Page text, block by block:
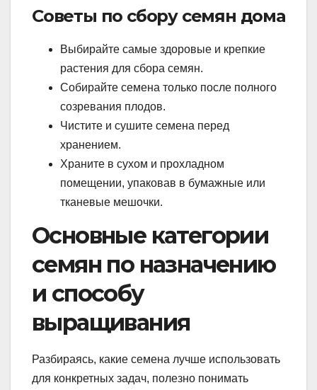
Советы по сбору семян дома
Выбирайте самые здоровые и крепкие
растения для сбора семян.
Собирайте семена только после полного
созревания плодов.
Чистите и сушите семена перед
хранением.
Храните в сухом и прохладном
помещении, упаковав в бумажные или
тканевые мешочки.
Основные категории
семян по назначению
и способу
выращивания
Разбираясь, какие семена лучше использовать
для конкретных задач, полезно понимать